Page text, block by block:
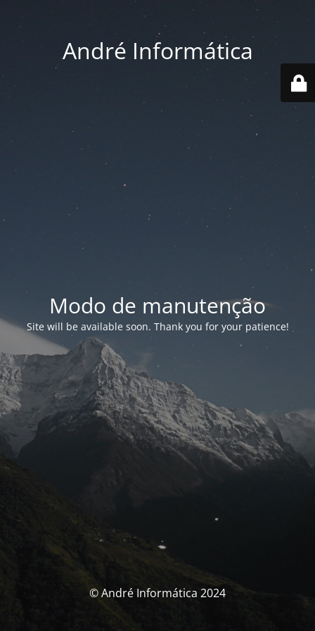
André Informática
Modo de manutenção
Site will be available soon. Thank you for your patience!
© André Informática 2024